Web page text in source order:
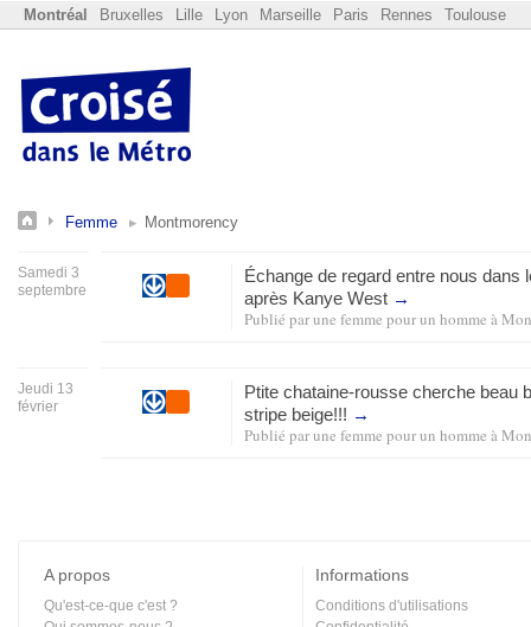
Montréal Bruxelles Lille Lyon Marseille Paris Rennes Toulouse
Femme Montmorency
Samedi 3
septembre
Échange de regard entre nous dans
après Kanye West →
Publié parune femme pour un homme à
Jeudi 13
février
Ptite chataine-rousse cherche beau
stripe beige!!! →
Publié parune femme pour un homme à
A propos
Qu'est-ce-que c'est ?
Informations
Conditions d'utilisations